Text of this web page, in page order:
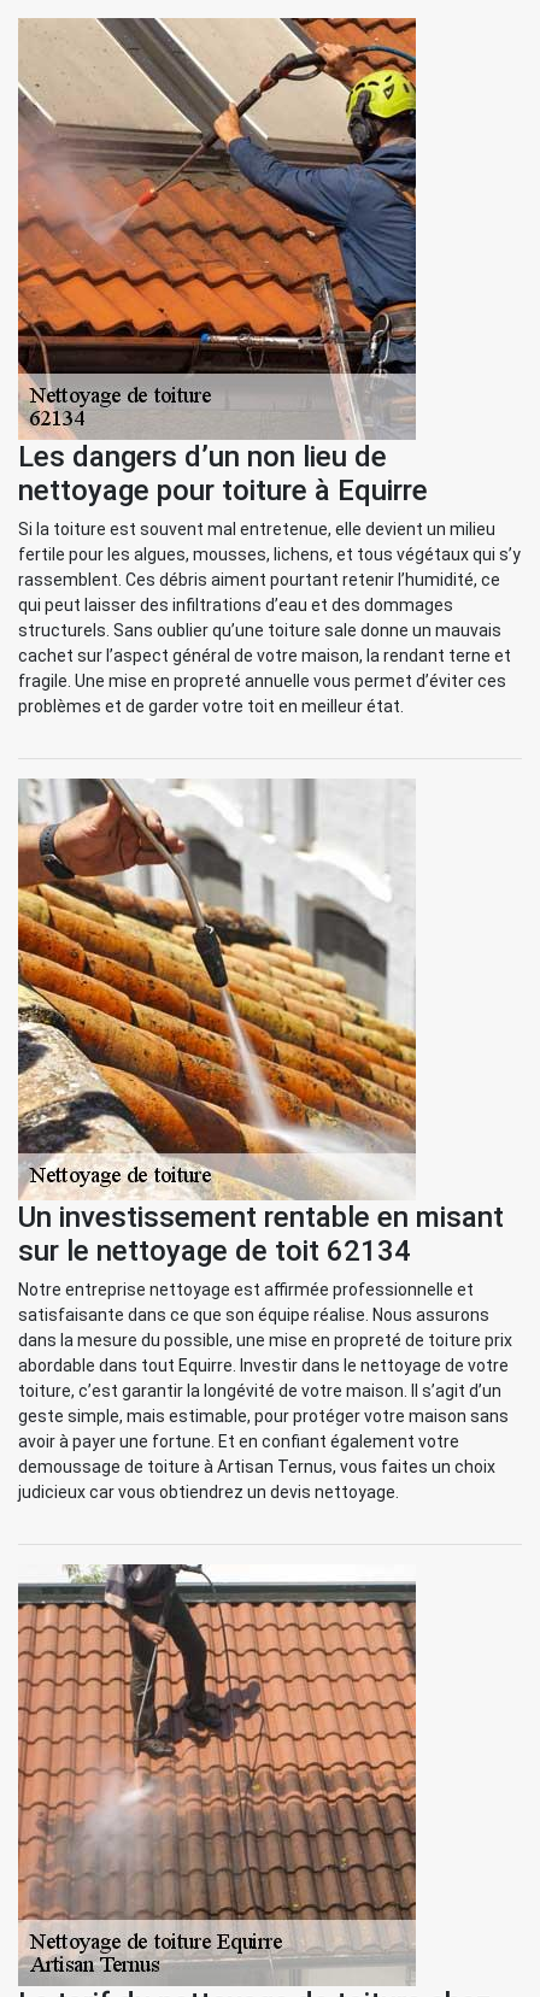
Les dangers d’un non lieu de
nettoyage pour toiture à Equirre
Si la toiture est souvent mal entretenue, elle devient un milieu
fertile pour les algues, mousses, lichens, et tous végétaux qui s’y
rassemblent. Ces débris aiment pourtant retenir l’humidité, ce
qui peut laisser des infiltrations d’eau et des dommages
structurels. Sans oublier qu’une toiture sale donne un mauvais
cachet sur l’aspect général de votre maison, la rendant terne et
fragile. Une mise en propreté annuelle vous permet d’éviter ces
problèmes et de garder votre toit en meilleur état.
Un investissement rentable en misant
sur le nettoyage de toit 62134
Notre entreprise nettoyage est affirmée professionnelle et
satisfaisante dans ce que son équipe réalise. Nous assurons
dans la mesure du possible, une mise en propreté de toiture prix
abordable dans tout Equirre. Investir dans le nettoyage de votre
toiture, c’est garantir la longévité de votre maison. Il s’agit d’un
geste simple, mais estimable, pour protéger votre maison sans
avoir à payer une fortune. Et en confiant également votre
demoussage de toiture à Artisan Ternus, vous faites un choix
judicieux car vous obtiendrez un devis nettoyage.